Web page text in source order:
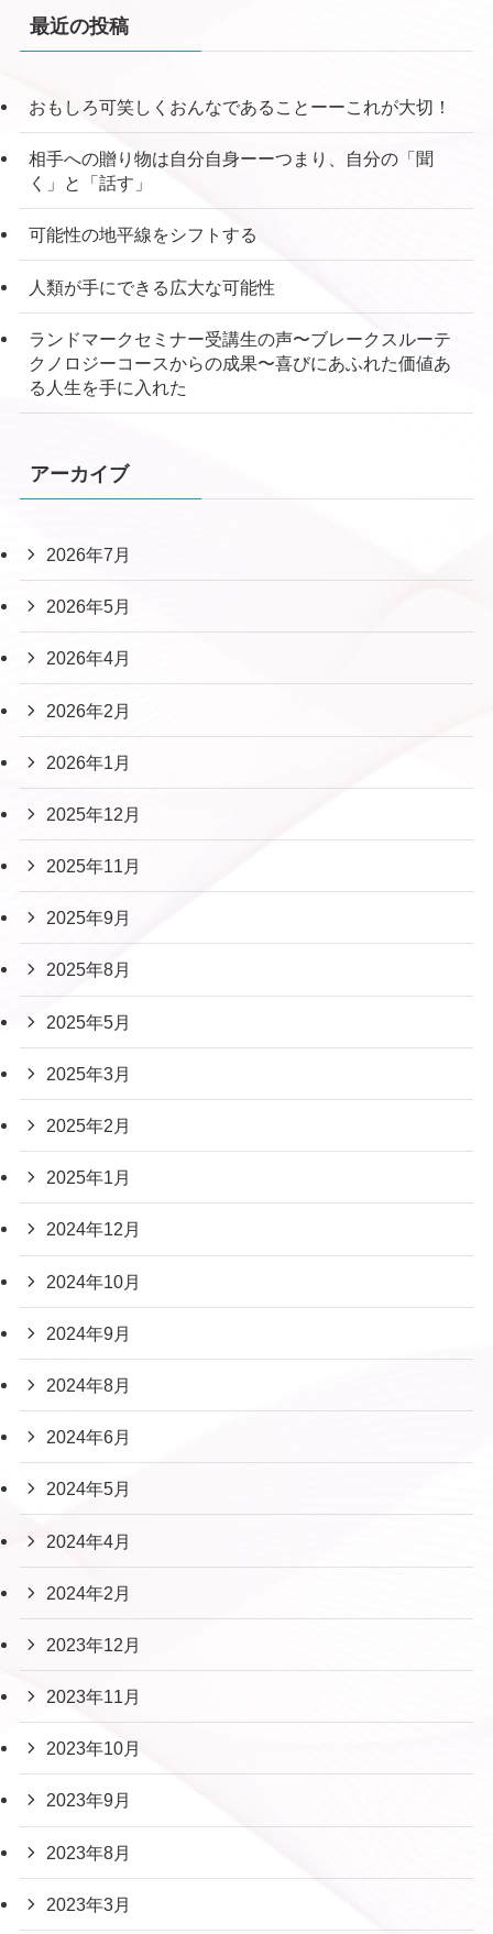
最近の投稿
おもしろ可笑しくおんなであることーーこれが大切！
相手への贈り物は自分自身ーーつまり、自分の「聞
く」と「話す」
可能性の地平線をシフトする
人類が手にできる広大な可能性
ランドマークセミナー受講生の声〜ブレークスルーテ
クノロジーコースからの成果〜喜びにあふれた価値あ
る人生を手に入れた
アーカイブ
2026年7月
2026年5月
2026年4月
2026年2月
2026年1月
2025年12月
2025年11月
2025年9月
2025年8月
2025年5月
2025年3月
2025年2月
2025年1月
2024年12月
2024年10月
2024年9月
2024年8月
2024年6月
2024年5月
2024年4月
2024年2月
2023年12月
2023年11月
2023年10月
2023年9月
2023年8月
2023年3月